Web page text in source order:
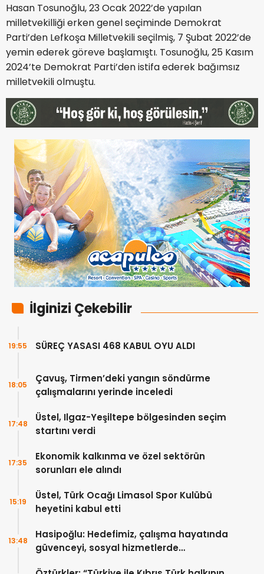
Hasan Tosunoğlu, 23 Ocak 2022’de yapılan
milletvekilliği erken genel seçiminde Demokrat
Parti’den Lefkoşa Milletvekili seçilmiş, 7 Şubat 2022’de
yemin ederek göreve başlamıştı. Tosunoğlu, 25 Kasım
2024’te Demokrat Parti’den istifa ederek bağımsız
milletvekili olmuştu.
İlginizi Çekebilir
SÜREÇ YASASI 468 KABUL OYU ALDI
19:55
Çavuş, Tirmen’deki yangın söndürme
çalışmalarını yerinde inceledi
18:05
Üstel, Ilgaz-Yeşiltepe bölgesinden seçim
startını verdi
17:48
Ekonomik kalkınma ve özel sektörün
sorunları ele alındı
17:35
Üstel, Türk Ocağı Limasol Spor Kulübü
heyetini kabul etti
15:19
Hasipoğlu: Hedefimiz, çalışma hayatında
güvenceyi, sosyal hizmetlerde
13:48